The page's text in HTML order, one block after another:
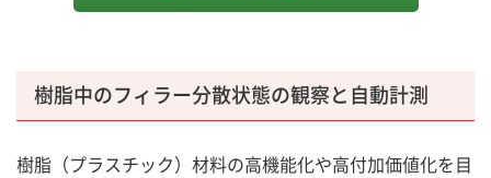
樹脂中のフィラー分散状態の観察と自動計測
樹脂（プラスチック）材料の高機能化や高付加価値化を目